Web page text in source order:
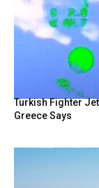
Turkish Fighter
Greece Says